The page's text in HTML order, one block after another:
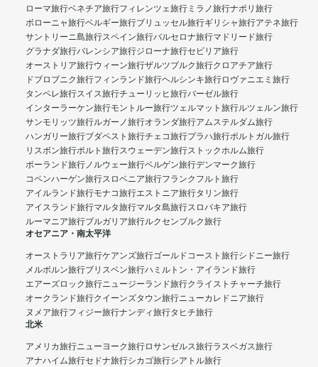
ローマ旅行ベネチア旅行フィレンツェ旅行 ミラノ旅行ナポリ旅行
ボローニャ旅行ベルギー旅行ブリュッセル旅行ギリシャ旅行アテネ旅行
サントリーニ島旅行スペイン旅行バルセロナ旅行マドリード旅行
グラナダ旅行バレンシア旅行ジローナ旅行セビリア旅行
オーストリア旅行ウィーン旅行ザルツブルク旅行クロアチア旅行
ドブロブニク旅行フィンランド旅行ヘルシンキ旅行ロヴァニエミ旅行
タンペレ旅行スイス旅行チューリッヒ旅行バーゼル旅行
インターラーケン旅行モントルー旅行ツェルマット旅行ルツェルン旅行
サンモリッツ旅行ルガーノ旅行オランダ旅行アムステルダム旅行
ハンガリー旅行ブダペスト旅行チェコ旅行プラハ旅行ポルトガル旅行
リスボン旅行ポルト旅行スウェーデン旅行ストックホルム旅行
ポーランド旅行ノルウェー旅行ベルゲン旅行デンマーク旅行
コペンハーゲン旅行スロベニア旅行フランクフルト旅行
アイルランド旅行モナコ旅行エストニア旅行タリン旅行
アイスランド旅行マルタ旅行マルタ島旅行スロバキア旅行
ルーマニア旅行ブルガリア旅行ルクセンブルク旅行
オセアニア・南太平洋
オーストラリア旅行ケアンズ旅行ゴールドコースト旅行シドニー旅行
メルボルン旅行ブリスベン旅行ハミルトン・アイランド旅行
エアーズロック旅行ニュージーランド旅行クライストチャーチ旅行
オークランド旅行クイーンズタウン旅行ニューカレドニア旅行
ヌメア旅行フィジー旅行ナンディ旅行タヒチ旅行
北米
アメリカ旅行ニューヨーク旅行ロサンゼルス旅行ラスベガス旅行
アナハイム旅行セドナ旅行シカゴ旅行シアトル旅行